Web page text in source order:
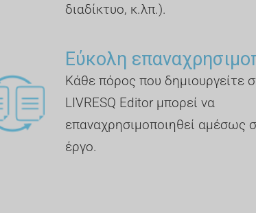
διαδίκτυο, κ.λπ.).
Εύκολη
Κάθε πόρος που δημιουργείτε
LIVRESQ Editor μπορεί να
επαναχρησιμοποιηθεί αμέσως
έργο.